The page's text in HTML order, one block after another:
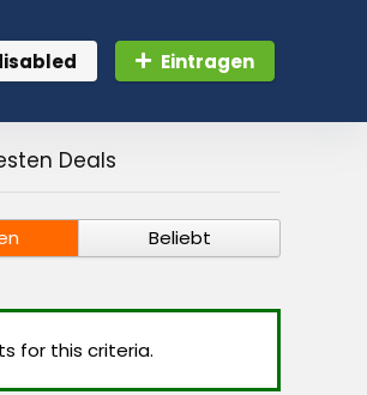
Eintragen
Deals
Beliebt
for this criteria.